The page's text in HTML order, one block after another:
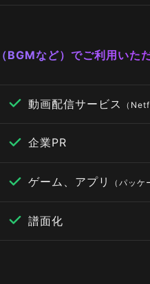
など）でご利用いただ
動画配信サービス （
企業PR
ゲーム、アプリ （パッケ
譜面化